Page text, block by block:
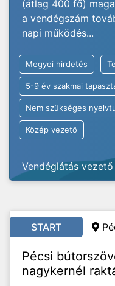
(átlag 400 fő)
a vendégszám
napi működés...
Megyei hirdetés
5-9 év szakmai
Nem szükséges
Közép vezető
Vendéglátás vezető
START
Pécsi
nagykernél